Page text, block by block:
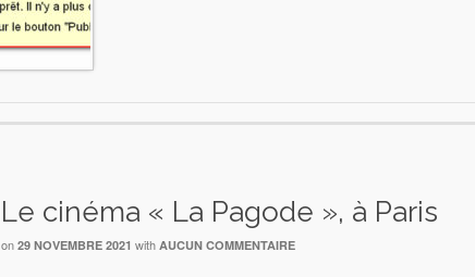
Le cinéma « La Pagode », à Paris
on29 NOVEMBRE 2021 withAUCUN COMMENTAIRE